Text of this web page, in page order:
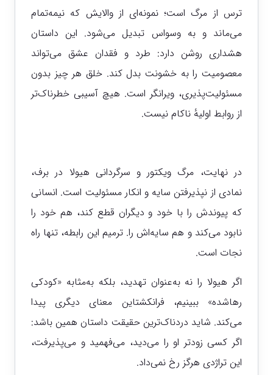
ترس از مرگ است؛ نمونه‌ای از والایش که نیمه‌تمام
می‌ماند و به وسواس تبدیل می‌شود. این داستان
هشداری روشن دارد: طرد و فقدان عشق می‌تواند
معصومیت را به خشونت بدل کند. خلق هر چیز بدون
مسئولیت‌پذیری، ویرانگر است. هیچ آسیبی خطرناک‌تر
از روابط اولیهٔ ناکام نیست.
در نهایت، مرگ ویکتور و سرگردانی هیولا در برف،
نمادی از نپذیرفتن سایه و انکار مسئولیت است. انسانی
که پیوندش را با خود و دیگران قطع کند، هم خود را
نابود می‌کند و هم سایه‌اش را. ترمیم این رابطه، تنها راه
نجات است.
اگر هیولا را نه به‌عنوان تهدید، بلکه به‌مثابه «کودکی
رهاشده» ببینیم، فرانکشتاین معنای دیگری پیدا
می‌کند. شاید دردناک‌ترین حقیقت داستان همین باشد:
اگر کسی زودتر او را می‌دید، می‌فهمید و می‌پذیرفت،
این تراژدی هرگز رخ نمی‌داد.